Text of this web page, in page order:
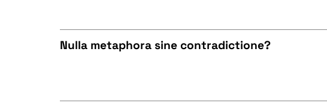
Nulla metaphora sine contradictione?